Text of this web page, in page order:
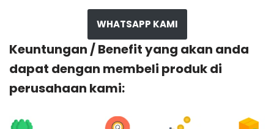
WHATSAPP KAMI
Keuntungan / Benefit yang akan anda
dapat dengan membeli produk di
perusahaan kami: